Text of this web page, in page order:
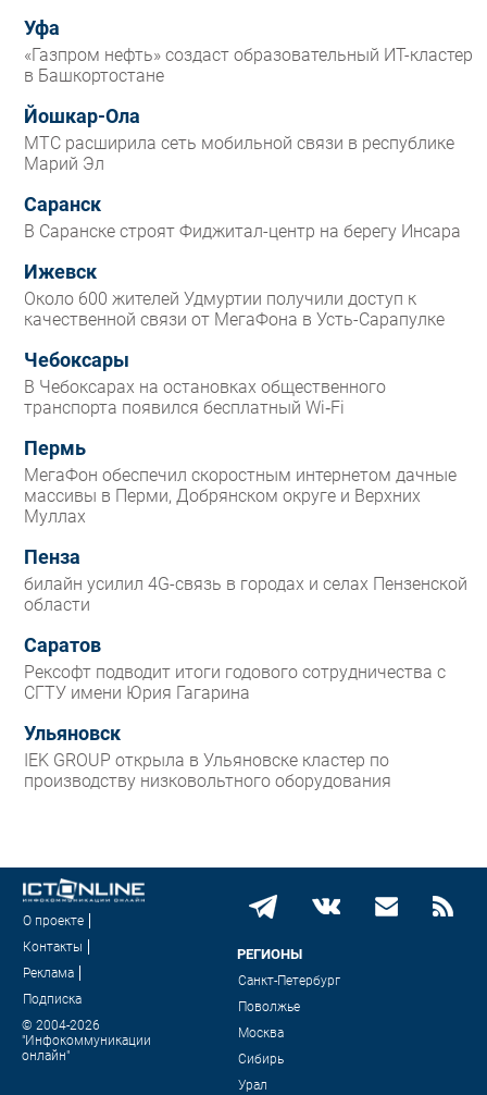
Уфа
«Газпром нефть» создаст образовательный ИТ-кластер
в Башкортостане
Йошкар-Ола
МТС расширила сеть мобильной связи в республике
Марий Эл
Саранск
В Саранске строят Фиджитал-центр на берегу Инсара
Ижевск
Около 600 жителей Удмуртии получили доступ к
качественной связи от МегаФона в Усть-Сарапулке
Чебоксары
В Чебоксарах на остановках общественного
транспорта появился бесплатный Wi‑Fi
Пермь
МегаФон обеспечил скоростным интернетом дачные
массивы в Перми, Добрянском округе и Верхних
Муллах
Пенза
билайн усилил 4G-связь в городах и селах Пензенской
области
Саратов
Рексофт подводит итоги годового сотрудничества с
СГТУ имени Юрия Гагарина
Ульяновск
IEK GROUP открыла в Ульяновске кластер по
производству низковольтного оборудования
О проекте
Контакты
Реклама
Подписка
© 2004-2026
"Инфокоммуникации
онлайн"
РЕГИОНЫ
Санкт-Петербург
Поволжье
Москва
Сибирь
Урал